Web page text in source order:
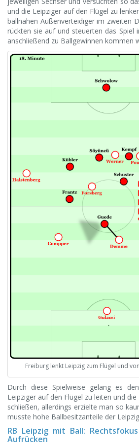
und die Leipziger auf den Flügel zu
ballnahen Außenverteidiger im zweiten
rückten sie auf und steuerten das Spiel
anschließend zu Ballgewinnen kommen
Freiburg lenkt Leipzig zum Flügel und
Durch diese Spielweise gelang es
Leipziger auf den Flügel zu leiten und
schließen, allerdings erzielte man so
musste hohe Ballbesitzanteile der
RB Leipzig mit Ball:
Aufrücken